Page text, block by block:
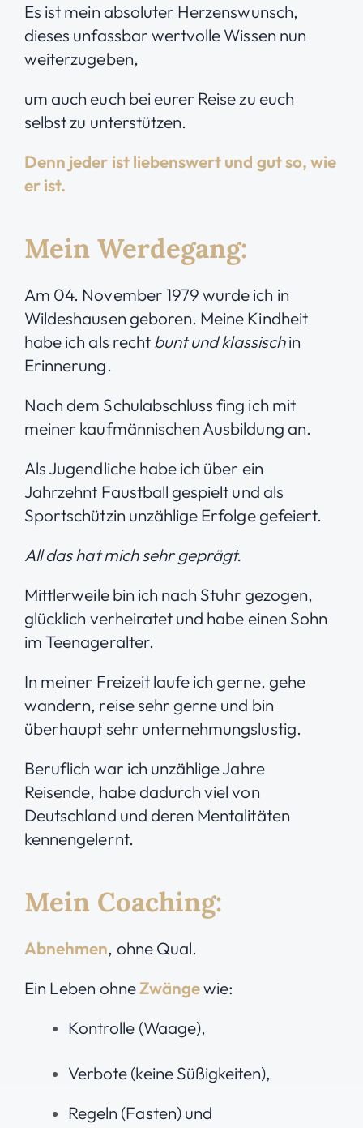
Es ist mein absoluter Herzenswunsch,
dieses unfassbar wertvolle Wissen nun
weiterzugeben,
um auch euch bei eurer Reise zu euch
selbst zu unterstützen.
Denn jeder ist liebenswert und gut so, wie
er ist.
Mein Werdegang:
Am 04. November 1979 wurde ich in
Wildeshausen geboren. Meine Kindheit
habe ich als rechtbunt und klassischin
Erinnerung.
Nach dem Schulabschluss fing ich mit
meiner kaufmännischen Ausbildung an.
Als Jugendliche habe ich über ein
Jahrzehnt Faustball gespielt und als
Sportschützin unzählige Erfolge gefeiert.
All das hat mich sehr geprägt.
Mittlerweile bin ich nach Stuhr gezogen,
glücklich verheiratet und habe einen Sohn
im Teenageralter.
In meiner Freizeit laufe ich gerne, gehe
wandern, reise sehr gerne und bin
überhaupt sehr unternehmungslustig.
Beruflich war ich unzählige Jahre
Reisende, habe dadurch viel von
Deutschland und deren Mentalitäten
kennengelernt.
Mein Coaching:
Abnehmen, ohne Qual.
Ein Leben ohneZwängewie:
Kontrolle (Waage),
Verbote (keine Süßigkeiten),
Regeln (Fasten) und